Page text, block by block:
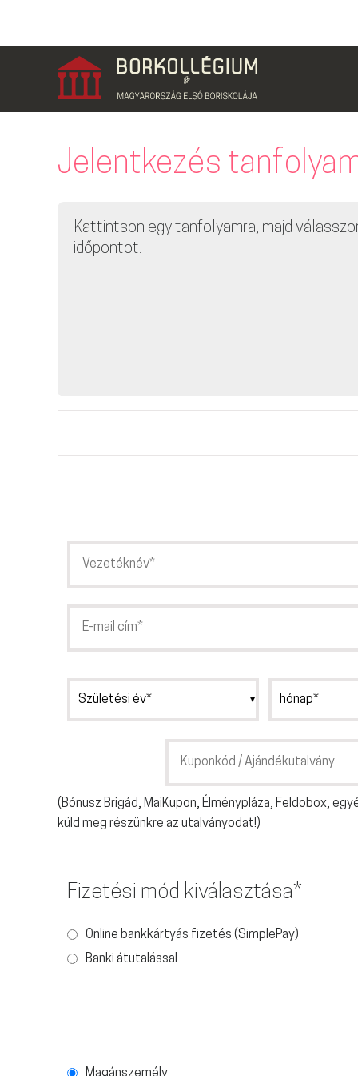
Jelentkezés
Kattintson egy tanfolyamra, majd
időpontot.
(Bónusz Brigád, MaiKupon, Élménypláza, Feldobox,
küld meg részünkre az utalványodat!)
Fizetési mód kiválasztása*
Online bankkártyás fizetés (SimplePay)
Banki átutalással